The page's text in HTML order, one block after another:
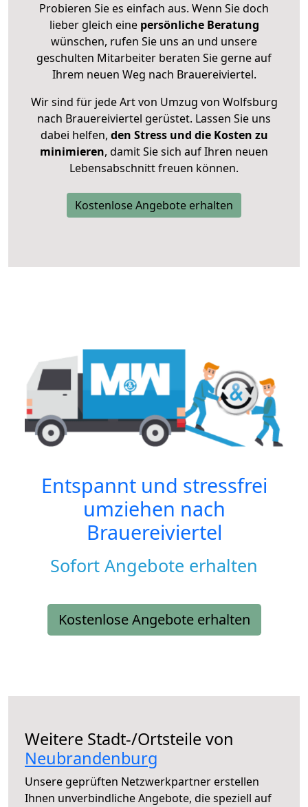
Probieren Sie es einfach aus. Wenn Sie doch
lieber gleich eine persönliche Beratung
wünschen, rufen Sie uns an und unsere
geschulten Mitarbeiter beraten Sie gerne auf
Ihrem neuen Weg nach Brauereiviertel.
Wir sind für jede Art von Umzug von Wolfsburg
nach Brauereiviertel gerüstet. Lassen Sie uns
dabei helfen, den Stress und die Kosten zu
minimieren, damit Sie sich auf Ihren neuen
Lebensabschnitt freuen können.
Kostenlose Angebote erhalten
Entspannt und stressfrei
umziehen nach
Brauereiviertel
Sofort Angebote erhalten
Kostenlose Angebote erhalten
Weitere Stadt-/Ortsteile von
Neubrandenburg
Unsere geprüften Netzwerkpartner erstellen
Ihnen unverbindliche Angebote, die speziell auf